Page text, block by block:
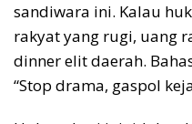
sandiwara ini. Kalau
rakyat yang rugi, uang
dinner elit daerah.
“Stop drama, gaspol